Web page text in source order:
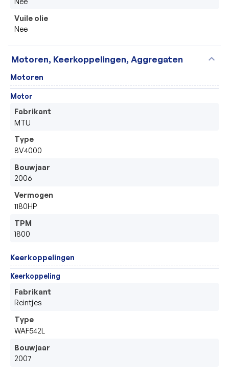
Vuile olie
Nee
Motoren, Keerkoppelingen, Aggregaten expand_more
Motoren
Motor
Fabrikant
MTU
Type
8V4000
Bouwjaar
2006
Vermogen
1180HP
TPM
1800
Keerkoppelingen
Keerkoppeling
Fabrikant
Reintjes
Type
WAF542L
Bouwjaar
2007